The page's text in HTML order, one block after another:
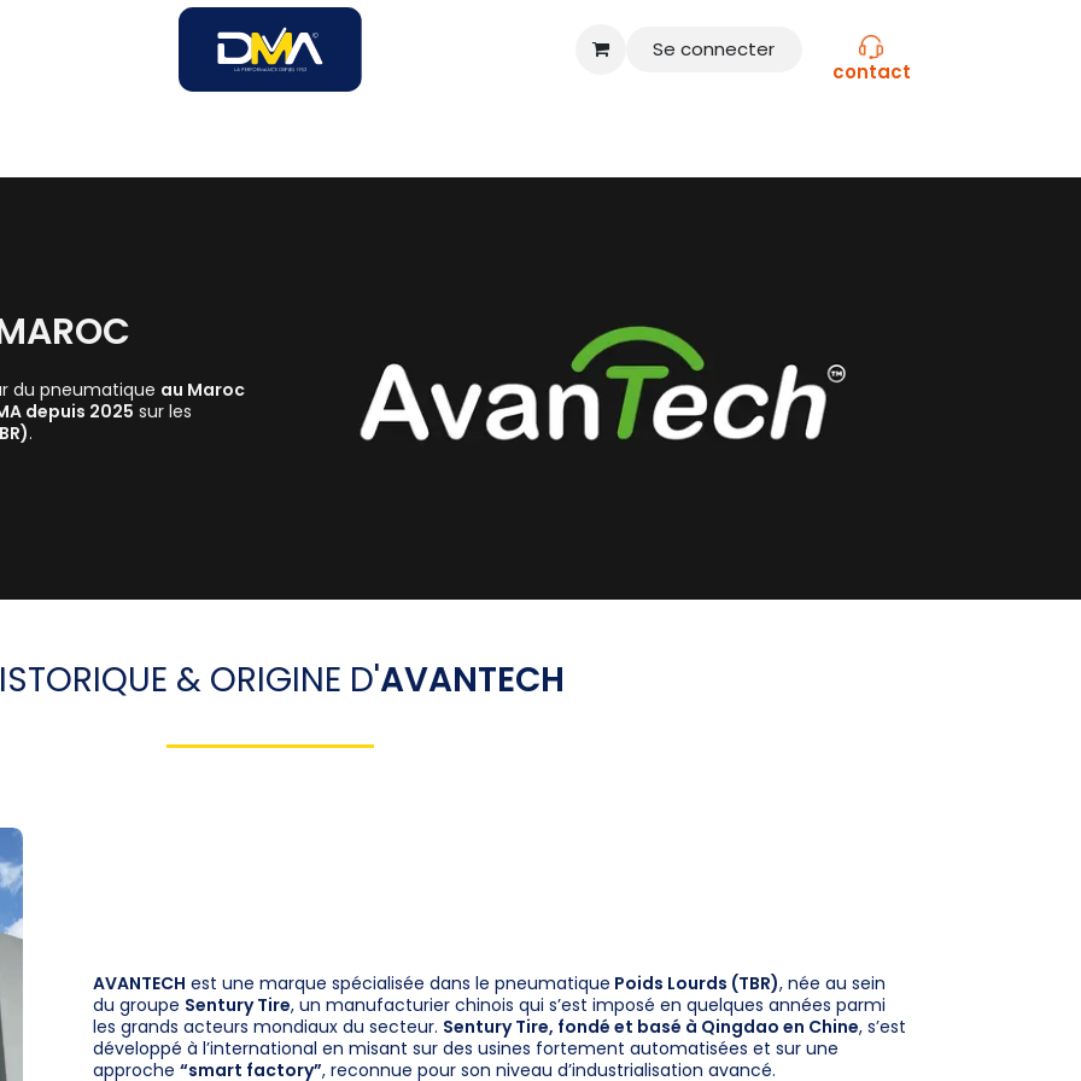
Se connecter
contact
du pneumatique au Maroc
depuis 2025 sur les
.
& ORIGINE D'AVANTECH
AVANTECH est une marque spécialisée dans le pneumatique Poids Lourds (TBR), née au sein
du groupe Sentury Tire, un manufacturier chinois qui s’est imposé en quelques années parmi
les grands acteurs mondiaux du secteur. Sentury Tire, fondé et basé à Qingdao en Chine, s’est
développé à l’international en misant sur des usines fortement automatisées et sur une
approche “smart factory”, reconnue pour son niveau d’industrialisation avancé.